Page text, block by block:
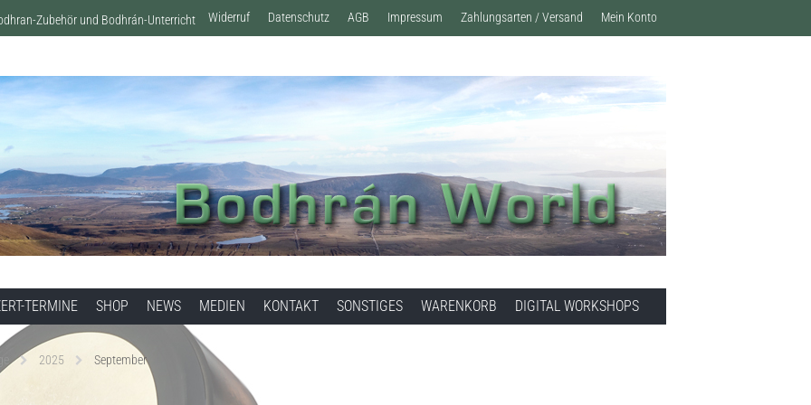
Zubehör und Bodhrán-Unterricht Widerruf Datenschutz AGB Impressum Zahlungsarten / Versand Mein Konto
TERMINE SHOP NEWS MEDIEN KONTAKT SONSTIGES WARENKORB DIGITAL WORKSHOPS
2025 September